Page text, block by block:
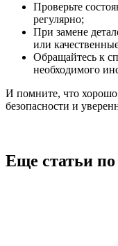
Проверьте
регулярно;
При замене
или
Обращайтесь к
необходимого
И помните, что хорошо
безопасности и
Еще статьи по